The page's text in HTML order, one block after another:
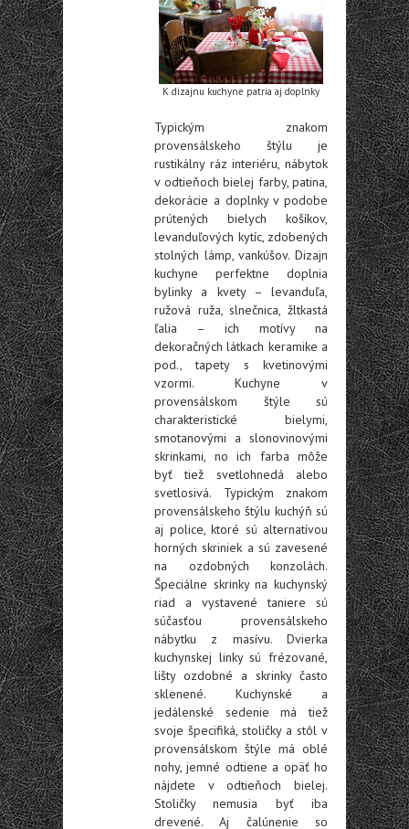
K dizajnu kuchyne patria aj doplnky
Typickým znakom
provensálskeho štýlu je
rustikálny ráz interiéru, nábytok
v odtieňoch bielej farby, patina,
dekorácie a doplnky v podobe
prútených bielych košíkov,
levanduľových kytíc, zdobených
stolných lámp, vankúšov. Dizajn
kuchyne perfektne doplnia
bylinky a kvety – levanduľa,
ružová ruža, slnečnica, žltkastá
ľalia – ich motívy na
dekoračných látkach keramike a
pod., tapety s kvetinovými
vzormi. Kuchyne v
provensálskom štýle sú
charakteristické bielymi,
smotanovými a slonovinovými
skrinkami, no ich farba môže
byť tiež svetlohnedá alebo
svetlosivá. Typickým znakom
provensálskeho štýlu kuchýň sú
aj police, ktoré sú alternatívou
horných skriniek a sú zavesené
na ozdobných konzolách.
Špeciálne skrinky na kuchynský
riad a vystavené taniere sú
súčasťou provensálskeho
nábytku z masívu. Dvierka
kuchynskej linky sú frézované,
lišty ozdobné a skrinky často
sklenené. Kuchynské a
jedálenské sedenie má tiež
svoje špecifiká, stoličky a stôl v
provensálskom štýle má oblé
nohy, jemné odtiene a opäť ho
nájdete v odtieňoch bielej.
Stoličky nemusia byť iba
drevené. Aj čalúnenie so